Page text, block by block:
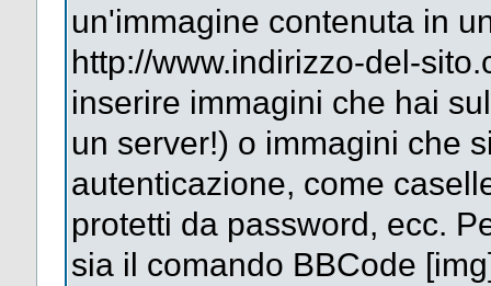
un'immagine contenuta in
http://www.indirizzo-del-
inserire immagini che hai
un server!) o immagini che
autenticazione, come
protetti da password, ecc.
sia il comando BBCode